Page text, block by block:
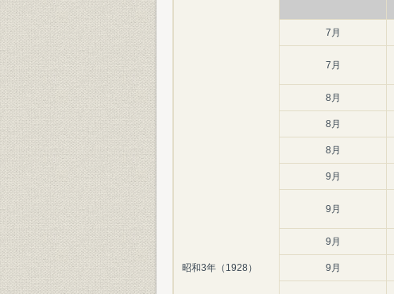
昭和3年（1928）
7月
7月
8月
8月
8月
9月
9月
9月
9月